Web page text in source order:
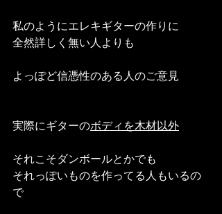
私のようにエレキギターの作りに
全然詳しく無い人よりも
よっぽど信憑性のある人のご意見
実際にギターのボディを木材以外
それこそダンボールとかでも
それっぽいものを作ってる人もいるの
で